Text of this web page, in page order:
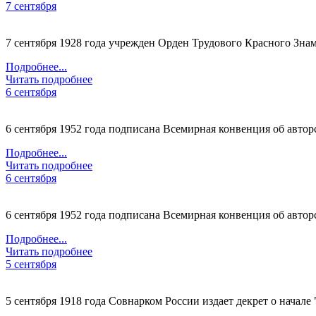
7 сентября
7 сентября 1928 года учрежден Орден Трудового Красного
Подробнее...
Читать подробнее
6 сентября
6 сентября 1952 года подписана Всемирная конвенция об
Подробнее...
Читать подробнее
6 сентября
6 сентября 1952 года подписана Всемирная конвенция об
Подробнее...
Читать подробнее
5 сентября
5 сентября 1918 года Совнарком России издает декрет о